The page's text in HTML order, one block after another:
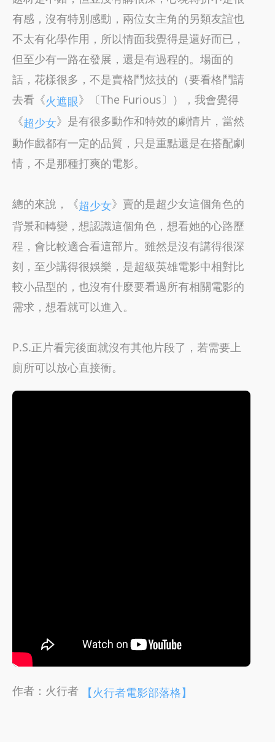
有感，沒有特別感動，兩位女主角的另類友誼也
不太有化學作用，所以情面我覺得是還好而已，
但至少有一路在發展，還是有過程的。場面的
話，花樣很多，不是賣格鬥炫技的（要看格鬥請
去看《火遮眼》〔The Furious〕），我會覺得
《超少女》是有很多動作和特效的劇情片，當然
動作戲都有一定的品質，只是重點還是在搭配劇
情，不是那種打爽的電影。
總的來說，《超少女》賣的是超少女這個角色的
背景和轉變，想認識這個角色，想看她的心路歷
程，會比較適合看這部片。雖然是沒有講得很深
刻，至少講得很娛樂，是超級英雄電影中相對比
較小品型的，也沒有什麼要看過所有相關電影的
需求，想看就可以進入。
P.S.正片看完後面就沒有其他片段了，若需要上
廁所可以放心直接衝。
作者：火行者 【火行者電影部落格】